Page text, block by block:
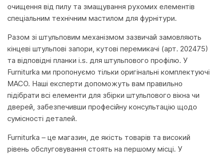
очищення від пилу та змащування рухомих елементів
спеціальним технічним мастилом для фурнітури.
Разом зі штульповим механізмом зазвичай замовляють
кінцеві штульпові запори, кутові перемикачі (арт. 202475)
та відповідні планки i.s. для штульпового профілю. У
Furniturka ми пропонуємо тільки оригінальні комплектуючі
MACO. Наші експерти допоможуть вам правильно
підібрати всі елементи для збірки штульпового вікна чи
дверей, забезпечивши професійну консультацію щодо
сумісності деталей.
Furniturka – це магазин, де якість товарів та високий
рівень обслуговування стоять на першому місці. У